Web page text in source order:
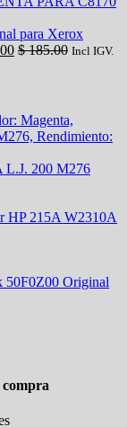
para Xerox
$185.00 Incl IGV.
200 M276
HP 215A W2310A
50F0Z00 Original